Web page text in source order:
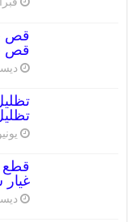
قص
ديسمبر
يونيو 28,
ديسمبر